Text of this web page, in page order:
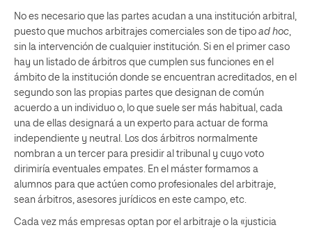
No es necesario que las partes acudan a una institución arbitral,
puesto que muchos arbitrajes comerciales son de tipo ad hoc,
sin la intervención de cualquier institución. Si en el primer caso
hay un listado de árbitros que cumplen sus funciones en el
ámbito de la institución donde se encuentran acreditados, en el
segundo son las propias partes que designan de común
acuerdo a un individuo o, lo que suele ser más habitual, cada
una de ellas designará a un experto para actuar de forma
independiente y neutral. Los dos árbitros normalmente
nombran a un tercer para presidir al tribunal y cuyo voto
dirimiría eventuales empates. En el máster formamos a
alumnos para que actúen como profesionales del arbitraje,
sean árbitros, asesores jurídicos en este campo, etc.
Cada vez más empresas optan por el arbitraje o la «justicia